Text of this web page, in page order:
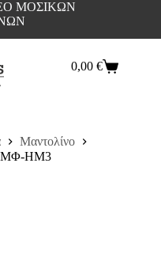
ΜΟΣΙΚΩΝ
0,00€
Μαντολίνο
ΜΦ-ΗΜ3